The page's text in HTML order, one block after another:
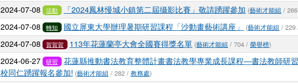
2024-07-08 活動 「2024鳳林慢城小鎮第二屆攝影比賽」敬請踴躍參加 (藝術才能組 /
2024-07-08 轉知 國立屏東大學辦理暑期研習課程「沙動畫藝術講座」 (藝術才能組 /
2024-07-08 賀賀賀 113年花蓮蘭亭大會全國賽得獎名單 (藝術才能組 / 704 /榮譽榜)
2024-06-27 研習
花蓮縣推動書法教育整體計畫書法教學專業成長課程—書法教師研
校同仁踴躍報名參加! (藝術才能組 / 282 / 教務處)